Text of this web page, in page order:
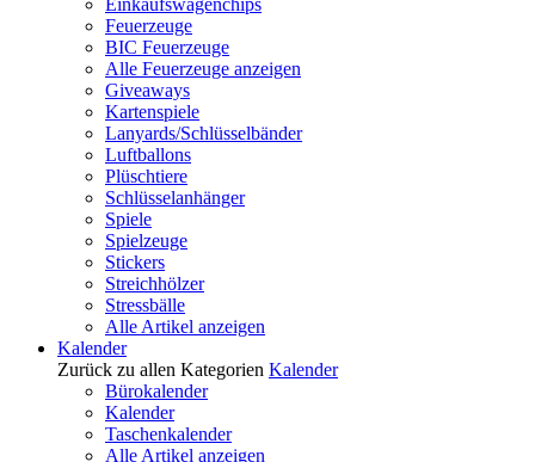
Einkaufswagenchips
Feuerzeuge
BIC Feuerzeuge
Alle Feuerzeuge anzeigen
Giveaways
Kartenspiele
Lanyards/Schlüsselbänder
Luftballons
Plüschtiere
Schlüsselanhänger
Spiele
Spielzeuge
Stickers
Streichhölzer
Stressbälle
Alle Artikel anzeigen
Kalender
Zurück zu allen Kategorien Kalender
Bürokalender
Kalender
Taschenkalender
Alle Artikel anzeigen